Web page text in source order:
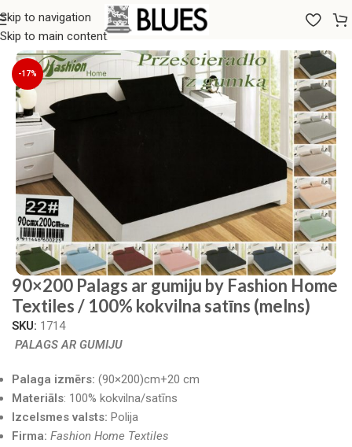
Skip to navigation
Skip to main content
Sākums/Gultas veļa/Palagi/Palagi ar gumiju
-17%
90×200 Palags ar gumiju by Fashion Home
Textiles / 100% kokvilna satīns (melns)
SKU: 1714
PALAGS AR GUMIJU
Palaga izmērs: (90×200)cm+20 cm
Materiāls: 100% kokvilna/satīns
Izcelsmes valsts: Polija
Firma: Fashion Home Textiles